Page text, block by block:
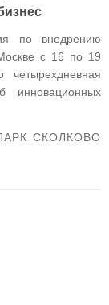
по внедрению
с 16 по 19
инновационных
СКОЛКОВО